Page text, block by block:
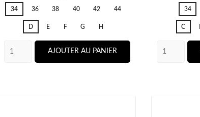
34 36 38 40 42 44
D E F G H
AJOUTER AU PANIER
34
C